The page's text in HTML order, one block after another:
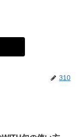
310